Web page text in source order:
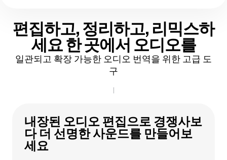
편집하고, 정리하고, 리믹스하
세요한 곳에서 오디오를
일관되고 확장 가능한 오디오 번역을 위한 고급 도
구
내장된 오디오 편집으로 경쟁사보
다 더 선명한 사운드를 만들어보
세요